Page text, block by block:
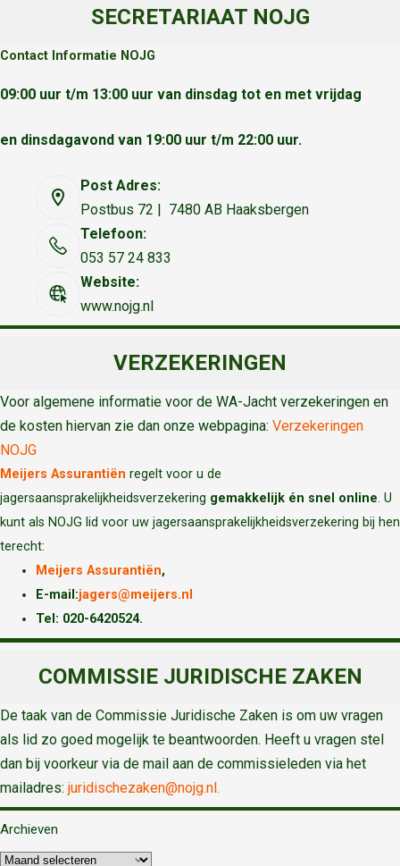
SECRETARIAAT NOJG
Contact Informatie NOJG
09:00 uur t/m 13:00 uur van dinsdag tot en met vrijdag
en dinsdagavond van 19:00 uur t/m 22:00 uur.
Post Adres:
Postbus 72 | 7480 AB Haaksbergen
Telefoon:
053 57 24 833
Website:
www.nojg.nl
VERZEKERINGEN
Voor algemene informatie voor de WA-Jacht verzekeringen en
de kosten hiervan zie dan onze webpagina: Verzekeringen
NOJG
Meijers Assurantiën regelt voor u de
jagersaansprakelijkheidsverzekering gemakkelijk én snel online. U
kunt als NOJG lid voor uw jagersaansprakelijkheidsverzekering bij hen
terecht:
Meijers Assurantiën,
E-mail:jagers@meijers.nl
Tel: 020-6420524.
COMMISSIE JURIDISCHE ZAKEN
De taak van de Commissie Juridische Zaken is om uw vragen
als lid zo goed mogelijk te beantwoorden. Heeft u vragen stel
dan bij voorkeur via de mail aan de commissieleden via het
mailadres: juridischezaken@nojg.nl.
Archieven